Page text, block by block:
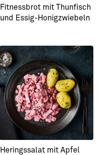
Fitnessbrot mit Thunfisch
und Essig-Honigzwiebeln
Heringssalat mit Apfel